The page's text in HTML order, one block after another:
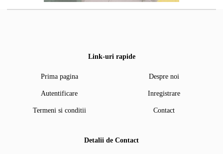
Link-uri rapide
Prima pagina Despre noi
Autentificare Inregistrare
Termeni si conditii Contact
Detalii de Contact